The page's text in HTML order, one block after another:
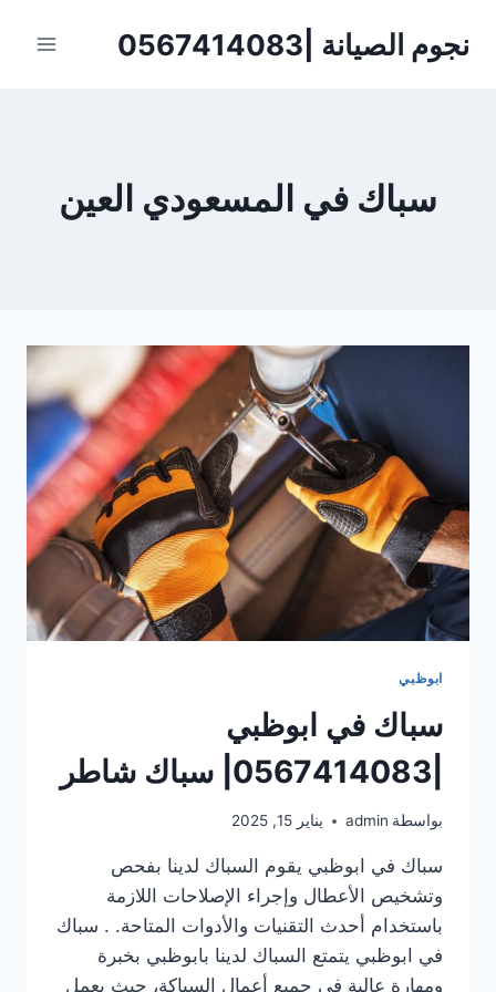
نجوم الصيانة |0567414083
سباك في المسعودي العين
ابوظبي
سباك في ابوظبي
بواسطة admin يناير 15, 2025
سباك في ابوظبي يقوم السباك لدينا بفحص
وتشخيص الأعطال وإجراء الإصلاحات اللازمة
باستخدام أحدث التقنيات والأدوات المتاحة. . سباك
في ابوظبي يتمتع السباك لدينا بابوظبي بخبرة
ومهارة عالية في جميع أعمال السباكة، حيث يعمل